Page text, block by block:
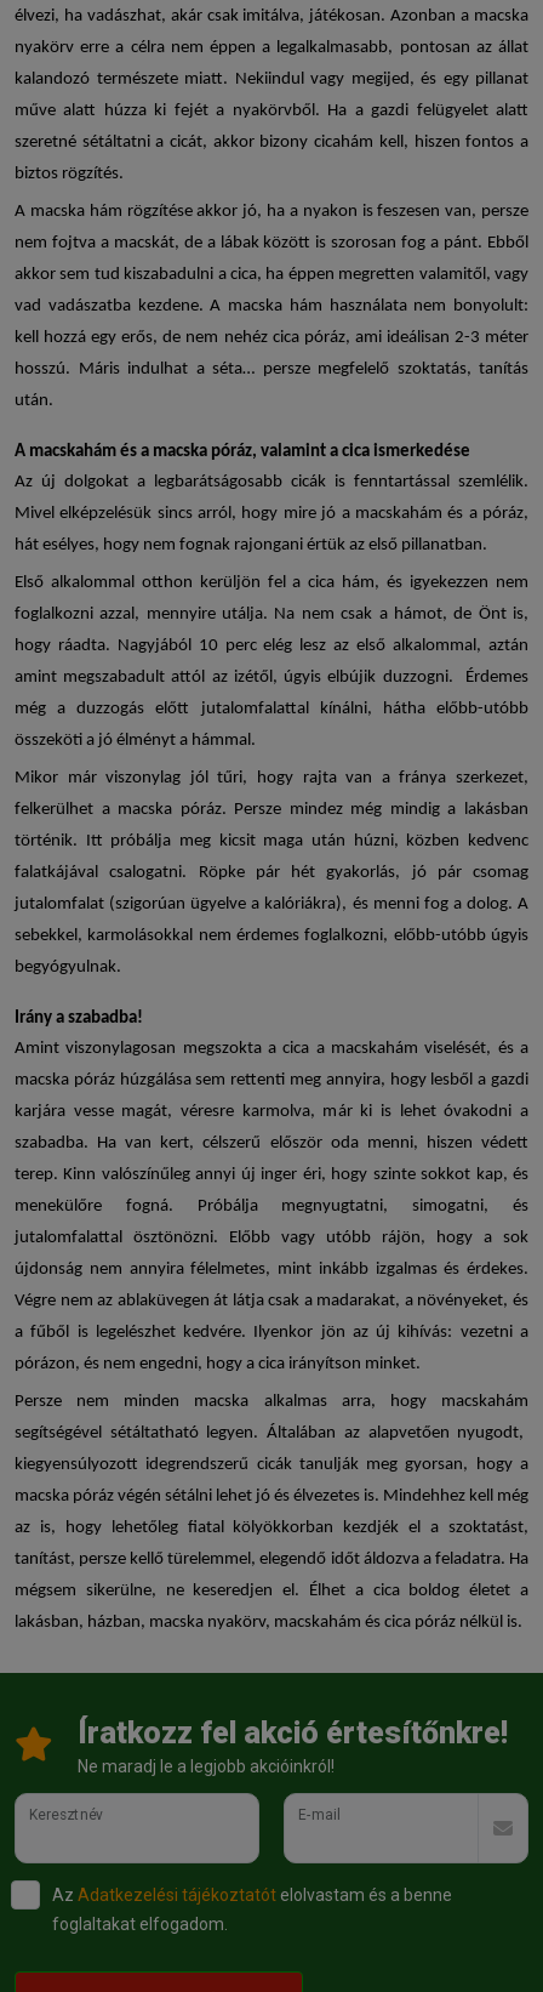
élvezi, ha vadászhat, akár csak imitálva, játékosan. Azonban a macska
nyakörv erre a célra nem éppen a legalkalmasabb, pontosan az állat
kalandozó természete miatt. Nekiindul vagy megijed, és egy pillanat
műve alatt húzza ki fejét a nyakörvből. Ha a gazdi felügyelet alatt
szeretné sétáltatni a cicát, akkor bizonycicahám kell, hiszen fontos a
biztos rögzítés.
A macska hám rögzítése akkor jó, ha a nyakon is feszesen van, persze
nem fojtva a macskát, de a lábak között is szorosan fog a pánt. Ebből
akkor sem tud kiszabadulni a cica, ha éppen megretten valamitől, vagy
vad vadászatba kezdene. A macska hám használatanem bonyolult:
kell hozzá egy erős, de nem nehéz cica póráz, ami ideálisan 2-3 méter
hosszú. Máris indulhat a séta… persze megfelelő szoktatás, tanítás
után.
A macskahám és a macska póráz, valamint a cica ismerkedése
Az új dolgokat a legbarátságosabb cicák is fenntartással szemlélik.
Mivel elképzelésük sincs arról, hogy mire jó a macskahám és a póráz,
hát esélyes, hogy nem fognak rajongani értük az első pillanatban.
Első alkalommal otthon kerüljön fel acica hám, és igyekezzen nem
foglalkozni azzal, mennyire utálja. Na nem csak a hámot, de Önt is,
hogy ráadta. Nagyjából 10 perc elég lesz az első alkalommal, aztán
amint megszabadult attól az izétől, úgyis elbújik duzzogni. Érdemes
még a duzzogás előtt jutalomfalattal kínálni, hátha előbb-utóbb
összeköti a jó élményt a hámmal.
Mikor már viszonylag jól tűri, hogy rajta van a fránya szerkezet,
felkerülhet a macska póráz. Persze mindez még mindig a lakásban
történik. Itt próbálja meg kicsit maga után húzni, közben kedvenc
falatkájával csalogatni. Röpke pár hét gyakorlás, jó pár csomag
jutalomfalat (szigorúan ügyelve a kalóriákra), és menni fog a dolog. A
sebekkel, karmolásokkal nem érdemes foglalkozni, előbb-utóbb úgyis
begyógyulnak.
Irány a szabadba!
Amint viszonylagosan megszokta a cica a macskahám viselését, és a
macska pórázhúzgálása sem rettenti meg annyira, hogy lesből a gazdi
karjára vesse magát, véresre karmolva, már ki is lehet óvakodni a
szabadba. Ha van kert, célszerű először oda menni, hiszen védett
terep. Kinn valószínűleg annyi új inger éri, hogy szinte sokkot kap, és
menekülőre fogná. Próbálja megnyugtatni, simogatni, és
jutalomfalattal ösztönözni. Előbb vagy utóbb rájön, hogy a sok
újdonság nem annyira félelmetes, mint inkább izgalmas és érdekes.
Végre nem az ablaküvegen át látja csak a madarakat, a növényeket, és
a fűből is legelészhet kedvére. Ilyenkor jön az új kihívás: vezetni a
pórázon, és nem engedni, hogy a cica irányítson minket.
Persze nem minden macska alkalmas arra, hogy macskahám
segítségével sétáltatható legyen. Általában az alapvetően nyugodt,
kiegyensúlyozott idegrendszerű cicák tanulják meg gyorsan, hogy a
macska póráz végén sétálni lehet jó és élvezetes is. Mindehhez kell még
az is, hogy lehetőleg fiatal kölyökkorban kezdjék el a szoktatást,
tanítást, persze kellő türelemmel, elegendő időt áldozva a feladatra. Ha
mégsem sikerülne, ne keseredjen el. Élhet a cica boldog életet a
lakásban, házban, macska nyakörv, macskahám és cica póráz nélkül is.
Íratkozz fel akció értesítőnkre!
Ne maradj le a legjobb akcióinkról!
Keresztnév E-mail
Az Adatkezelési tájékoztatót elolvastam és a benne
foglaltakat elfogadom.